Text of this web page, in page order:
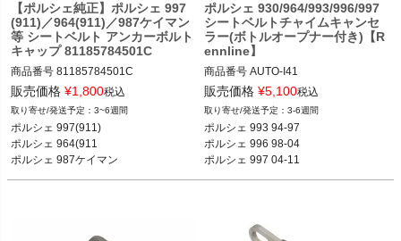
【ポルシェ純正】ポルシェ 997
(911)／964(911)／987ケイマン
等 シートベルト アンカーボルト
キャップ 81185784501C
商品番号 81185784501C
ポルシェ 997(911) カレラ／カレラS／
カレラGTS／カレラ4／カレラ4S／カ
レラ4GTS／ターボ／ターボS／GT2／
GT2RS／GT3／GT3 RS 04-11
ポルシェ 996(911) カレラ／カレラ4／
カレラ4S／ターボ／ターボ カブリオ
販売価格 ¥1,800税込
3~6週間
ポルシェ 997(911)
ポルシェ 964(911
ポルシェ 987ケイマン
ポルシェ 930/964/993/996/997
シートベルトチャイムキャンセ
ラー(ボトルオープナー付き)【R
ennline】
商品番号 AUTO-I41
I41
ポルシェ 930 74-89
ポルシェ 964 89-94
ポルシェ 993 94-97
ポルシェ 996 98-04
ポルシェ 997 04-11
販売価格 ¥5,100税込
3-6週間
ポルシェ 993 94-97
ポルシェ 996 98-04
ポルシェ 997 04-11